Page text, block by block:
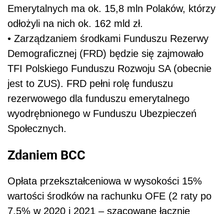
Emerytalnych ma ok. 15,8 mln Polaków, którzy
odłożyli na nich ok. 162 mld zł.
• Zarządzaniem środkami Funduszu Rezerwy
Demograficznej (FRD) będzie się zajmowało
TFI Polskiego Funduszu Rozwoju SA (obecnie
jest to ZUS). FRD pełni rolę funduszu
rezerwowego dla funduszu emerytalnego
wyodrębnionego w Funduszu Ubezpieczeń
Społecznych.
Zdaniem BCC
Opłata przekształceniowa w wysokości 15%
wartości środków na rachunku OFE (2 raty po
7,5% w 2020 i 2021 – szacowane łącznie